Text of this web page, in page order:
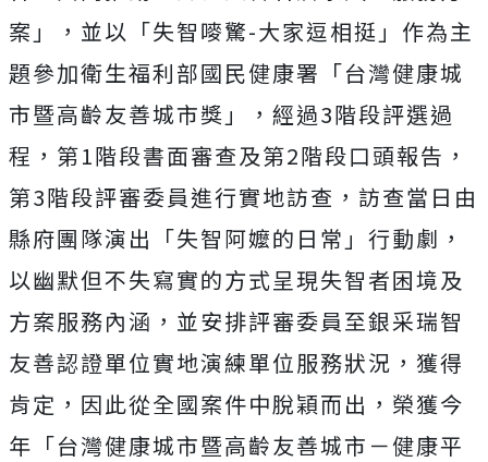
案」，並以「失智嘜驚-大家逗相挺」作為主
題參加衛生福利部國民健康署「台灣健康城
市暨高齡友善城市獎」，經過3階段評選過
程，第1階段書面審查及第2階段口頭報告，
第3階段評審委員進行實地訪查，訪查當日由
縣府團隊演出「失智阿嬤的日常」行動劇，
以幽默但不失寫實的方式呈現失智者困境及
方案服務內涵，並安排評審委員至銀采瑞智
友善認證單位實地演練單位服務狀況，獲得
肯定，因此從全國案件中脫穎而出，榮獲今
年「台灣健康城市暨高齡友善城市－健康平